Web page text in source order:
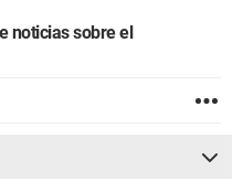
noticias sobre el